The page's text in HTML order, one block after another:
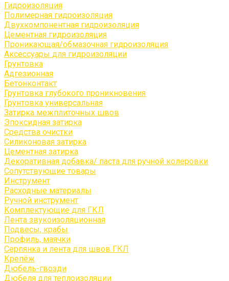
Гидроизоляция
Полимерная гидроизоляция
Двухкомпонентная гидроизоляция
Цементная гидроизоляция
Проникающая/обмазочная гидроизоляция
Аксессуары для гидроизоляции
Грунтовка
Адгезионная
Бетонконтакт
Грунтовка глубокого проникновения
Грунтовка универсальная
Затирка межплиточных швов
Эпоксидная затирка
Средства очистки
Силиконовая затирка
Цементная затирка
Декоративная добавка/ паста для ручной колеровки
Сопутствующие товары
Инструмент
Расходные материалы
Ручной инструмент
Комплектующие для ГКЛ
Лента звукоизоляционная
Подвесы, крабы
Профиль, маячки
Серпянка и лента для швов ГКЛ
Крепёж
Дюбель-гвозди
Дюбеля для теплоизоляции